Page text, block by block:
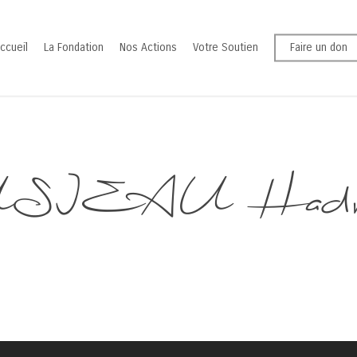
La Fondation Nos Actions Votre Soutien Faire un don